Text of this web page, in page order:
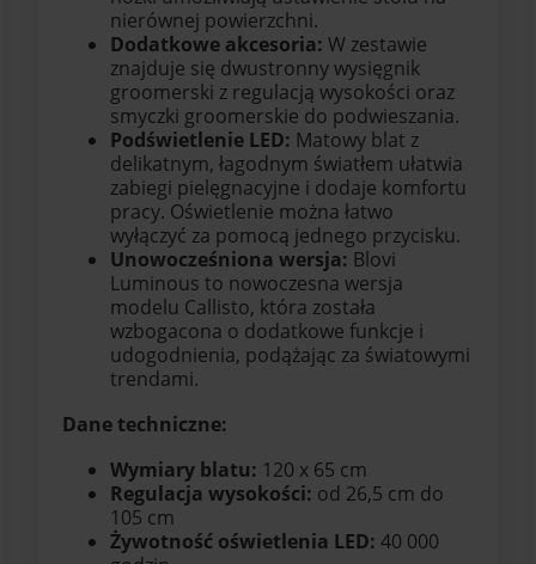
nierównej powierzchni.
Dodatkowe akcesoria: W zestawie
znajduje się dwustronny wysięgnik
groomerski z regulacją wysokości oraz
smyczki groomerskie do podwieszania.
Podświetlenie LED: Matowy blat z
delikatnym, łagodnym światłem ułatwia
zabiegi pielęgnacyjne i dodaje komfortu
pracy. Oświetlenie można łatwo
wyłączyć za pomocą jednego przycisku.
Unowocześniona wersja: Blovi
Luminous to nowoczesna wersja
modelu Callisto, która została
wzbogacona o dodatkowe funkcje i
udogodnienia, podążając za światowymi
trendami.
Dane techniczne:
Wymiary blatu: 120 x 65 cm
Regulacja wysokości: od 26,5 cm do
105 cm
Żywotność oświetlenia LED: 40 000